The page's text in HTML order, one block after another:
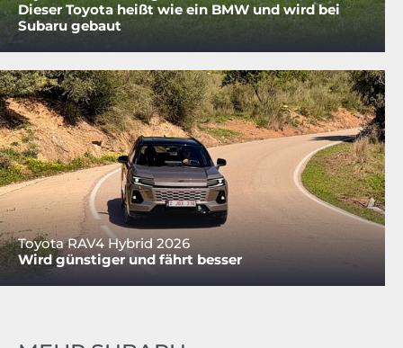
Dieser Toyota heißt wie ein BMW und wird bei
Subaru gebaut
Toyota RAV4 Hybrid 2026
Wird günstiger und fährt besser